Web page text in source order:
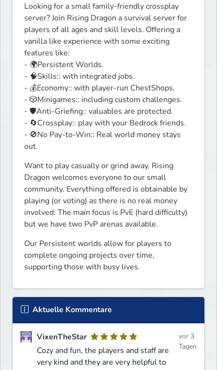
Looking for a small family-friendly crossplay
server? Join Rising Dragon a survival server for
players of all ages and skill levels. Offering a
vanilla like experience with some exciting
features like:
- 🌍Persistent Worlds.
- 🧠Skills:: with integrated jobs.
- 💰Economy:: with player-run ChestShops.
- 🎲Minigames:: including custom challenges.
- 🛡️Anti-Griefing:: valuables are protected.
- 🔄Crossplay:: play with your Bedrock friends.
- 🚫No Pay-to-Win:: Real world money stays
out.
Want to play casually or grind away, Rising
Dragon welcomes everyone to our small
community. Everything offered is obtainable by
playing (or voting) as there is no real money
involved. The main focus is PvE (hard difficulty)
but we have two PvP arenas available.
Our Persistent worlds allow for players to
complete ongoing projects over time,
supporting those with busy lives.
Aktuelle Kommentare
VixenTheStar
Cozy and fun, the players and staff are
very kind and they are very helpful to
vor 3
Tagen